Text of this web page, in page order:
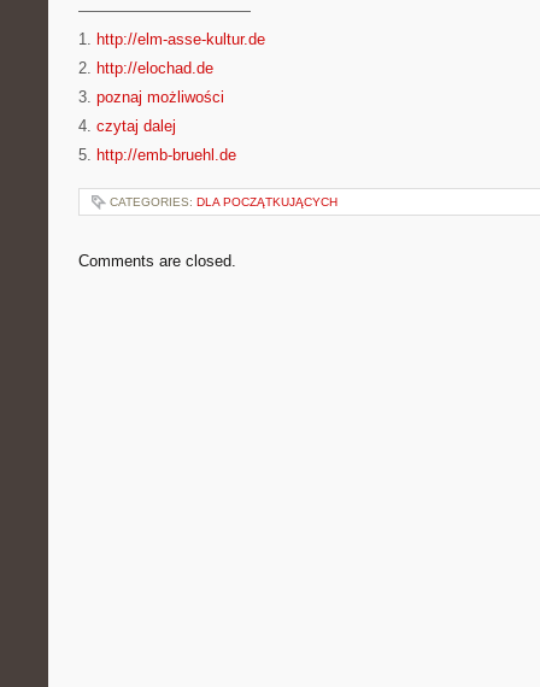
———————————
1. http://elm-asse-kultur.de
2. http://elochad.de
3. poznaj możliwości
4. czytaj dalej
5. http://emb-bruehl.de
CATEGORIES: DLA POCZĄTKUJĄCYCH
Comments are closed.